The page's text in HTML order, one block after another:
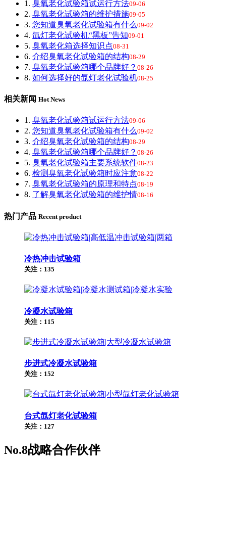
1. 臭氧老化试验箱试运行方法09-06
2. 臭氧老化试验箱的维护措施09-05
3. 您知道臭氧老化试验箱有什么09-02
4. 氙灯老化试验机“黑板”告知09-01
5. 臭氧老化箱选择知识点08-31
6. 介绍臭氧老化试验箱的结构08-29
7. 臭氧老化试验箱哪个品牌好？ 08-26
8. 如何选择好的氙灯老化试验机08-25
相关新闻 Hot News
1. 臭氧老化试验箱试运行方法09-06
2. 您知道臭氧老化试验箱有什么09-02
3. 介绍臭氧老化试验箱的结构08-29
4. 臭氧老化试验箱哪个品牌好？ 08-26
5. 臭氧老化试验箱主要系统软件08-23
6. 检测臭氧老化试验箱时应注意08-22
7. 臭氧老化试验箱的原理和特点08-19
8. 了解臭氧老化试验箱的维护情08-16
热门产品 Recent product
冷热冲击试验箱
关注：135
冷凝水试验箱
关注：115
步进式冷凝水试验箱
关注：152
台式氙灯老化试验箱
关注：127
No.8战略合作伙伴